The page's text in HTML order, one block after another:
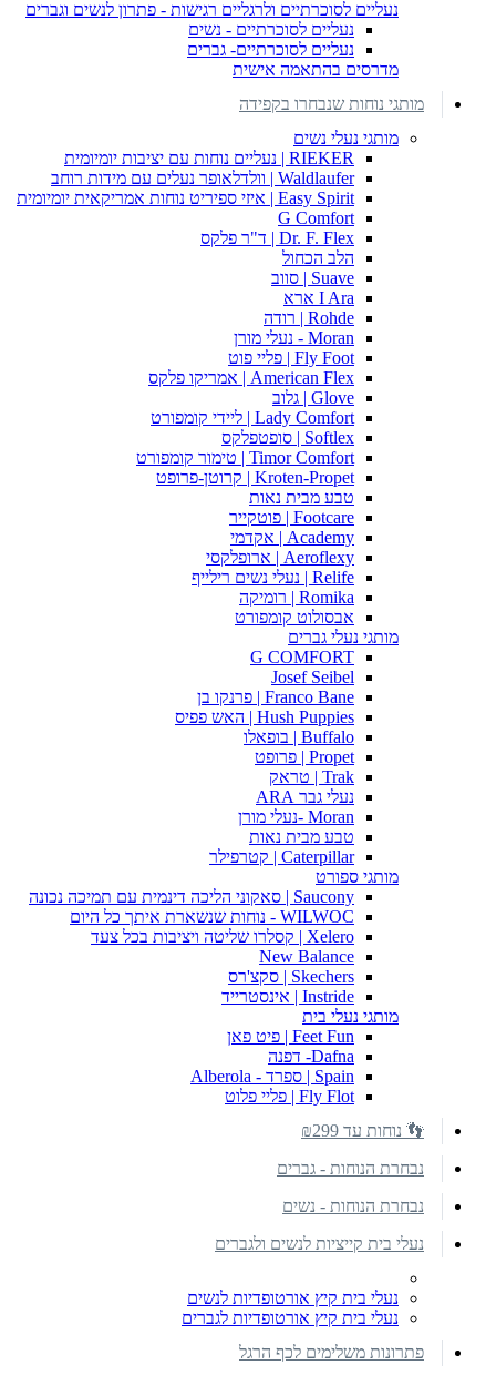
נעליים לסוכרתיים ולרגליים רגישות - פתרון לנשים וגברים
נעליים לסוכרתיים - נשים
נעליים לסוכרתיים- גברים
מדרסים בהתאמה אישית
מותגי נוחות שנבחרו בקפידה
מותגי נעלי נשים
RIEKER | נעליים נוחות עם יציבות יומיומית
Waldlaufer | וולדלאופר נעלים עם מידות רוחב
Easy Spirit | איזי ספיריט נוחות אמריקאית יומיומית
G Comfort
Dr. F. Flex | ד"ר פלקס
הלב הכחול
Suave | סווב
I Ara ארא
Rohde | רודה
Moran - נעלי מורן
Fly Foot | פליי פוט
American Flex | אמריקו פלקס
Glove | גלוב
Lady Comfort | ליידי קומפורט
Softlex | סופטפלקס
Timor Comfort | טימור קומפורט
Kroten-Propet | קרוטן-פרופט
טבע מבית נאות
Footcare | פוטקייר
Academy | אקדמי
Aeroflexy | ארופלקסי
Relife | נעלי נשים רילייף
Romika | רומיקה
אבסולוט קומפורט
מותגי נעלי גברים
G COMFORT
Josef Seibel
Franco Bane | פרנקו בן
Hush Puppies | האש פפיס
Buffalo | בופאלו
Propet | פרופט
Trak | טראק
נעלי גבר ARA
Moran -נעלי מורן
טבע מבית נאות
Caterpillar | קטרפילר
מותגי ספורט
Saucony | סאקוני הליכה דינמית עם תמיכה נכונה
WILWOC - נוחות שנשארת איתך כל היום
Xelero | קסלרו שליטה ויציבות בכל צעד
New Balance
Skechers | סקצ'רס
Instride | אינסטרייד
מותגי נעלי בית
Feet Fun | פיט פאן
Dafna- דפנה
Spain | ספרד - Alberola
Fly Flot | פליי פלוט
👣 נוחות עד ₪299
נבחרת הנוחות - גברים
נבחרת הנוחות - נשים
נעלי בית קייציות לנשים ולגברים
נעלי בית קיץ אורטופדיות לנשים
נעלי בית קיץ אורטופדיות לגברים
פתרונות משלימים לכף הרגל